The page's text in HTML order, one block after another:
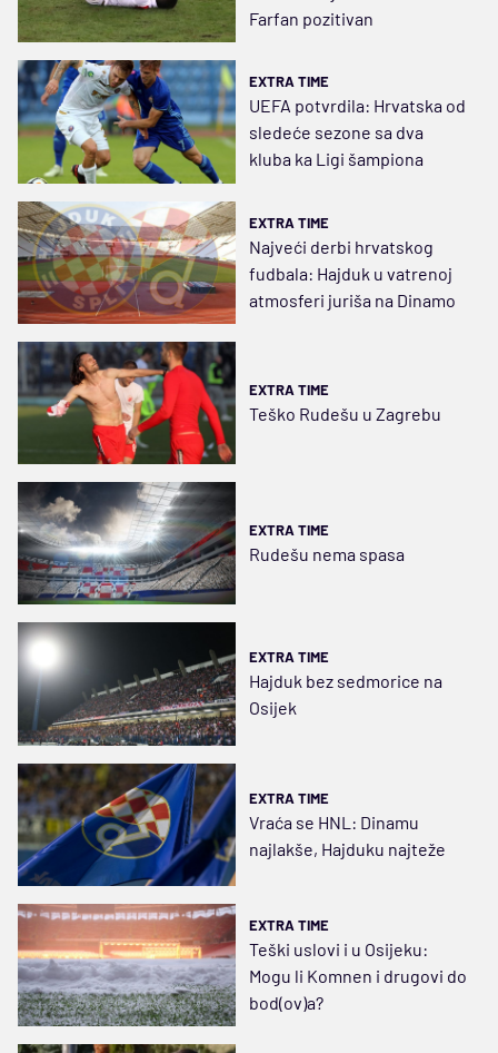
Farfan pozitivan
EXTRA TIME
UEFA potvrdila: Hrvatska od
sledeće sezone sa dva
kluba ka Ligi šampiona
EXTRA TIME
Najveći derbi hrvatskog
fudbala: Hajduk u vatrenoj
atmosferi juriša na Dinamo
EXTRA TIME
Teško Rudešu u Zagrebu
EXTRA TIME
Rudešu nema spasa
EXTRA TIME
Hajduk bez sedmorice na
Osijek
EXTRA TIME
Vraća se HNL: Dinamu
najlakše, Hajduku najteže
EXTRA TIME
Teški uslovi i u Osijeku:
Mogu li Komnen i drugovi do
bod(ov)a?